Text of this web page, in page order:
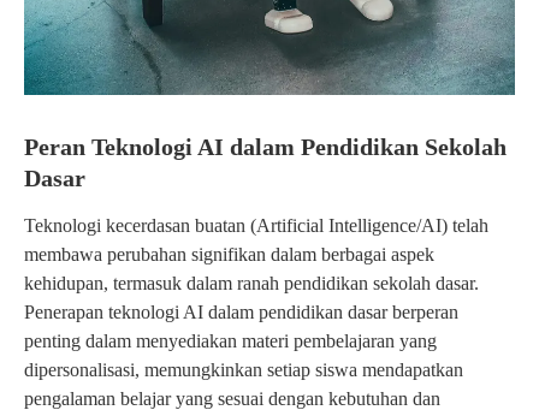
Peran Teknologi AI dalam Pendidikan Sekolah
Dasar
Teknologi kecerdasan buatan (Artificial Intelligence/AI) telah
membawa perubahan signifikan dalam berbagai aspek
kehidupan, termasuk dalam ranah pendidikan sekolah dasar.
Penerapan teknologi AI dalam pendidikan dasar berperan
penting dalam menyediakan materi pembelajaran yang
dipersonalisasi, memungkinkan setiap siswa mendapatkan
pengalaman belajar yang sesuai dengan kebutuhan dan